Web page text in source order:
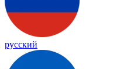
русский